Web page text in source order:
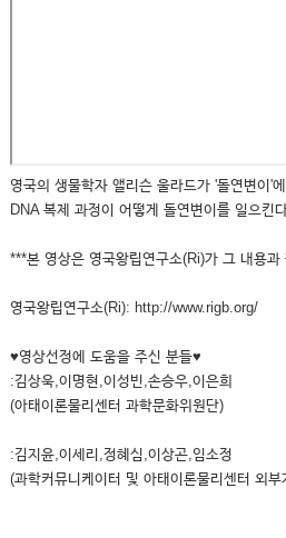
영국의 생물학자 앨리슨 울라드가 '돌연변이'
DNA 복제 과정이 어떻게 돌연변이를 일으킨
***본 영상은 영국왕립연구소(Ri)가 그 내용
영국왕립연구소(Ri): http://www.rigb.org/
♥영상선정에 도움을 주신 분들♥
:김상욱,이명현,이성빈,손승우,이은희
(아태이론물리센터 과학문화위원단)
:김지윤,이세리,정혜심,이상곤,임소정
(과학커뮤니케이터 및 아태이론물리센터 외부